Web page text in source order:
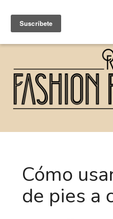
Cómo
de pies a